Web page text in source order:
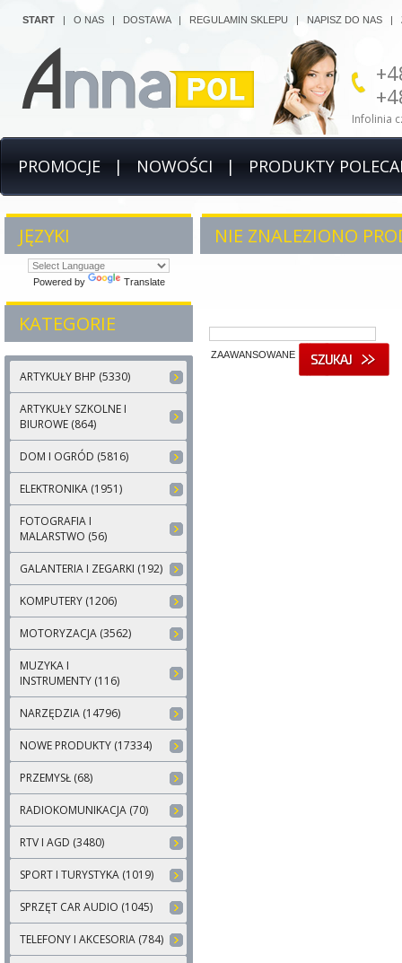
Infolinia
START | O NAS | DOSTAWA| REGULAMIN SKLEPU | NAPISZ DO NAS |
PROMOCJE | NOWOŚCI | PRODUKTY
JĘZYKI
Powered by Translate
KATEGORIE
ARTYKUŁY BHP (5330)
ARTYKUŁY SZKOLNE I
BIUROWE (864)
DOM I OGRÓD (5816)
ELEKTRONIKA (1951)
FOTOGRAFIA I
MALARSTWO (56)
GALANTERIA I ZEGARKI (192)
KOMPUTERY (1206)
MOTORYZACJA (3562)
MUZYKA I
INSTRUMENTY (116)
NARZĘDZIA (14796)
NOWE PRODUKTY (17334)
PRZEMYSŁ (68)
RADIOKOMUNIKACJA (70)
RTV I AGD (3480)
SPORT I TURYSTYKA (1019)
SPRZĘT CAR AUDIO (1045)
TELEFONY I AKCESORIA (784)
NIE ZNALEZIONO
ZAAWANSOWANE